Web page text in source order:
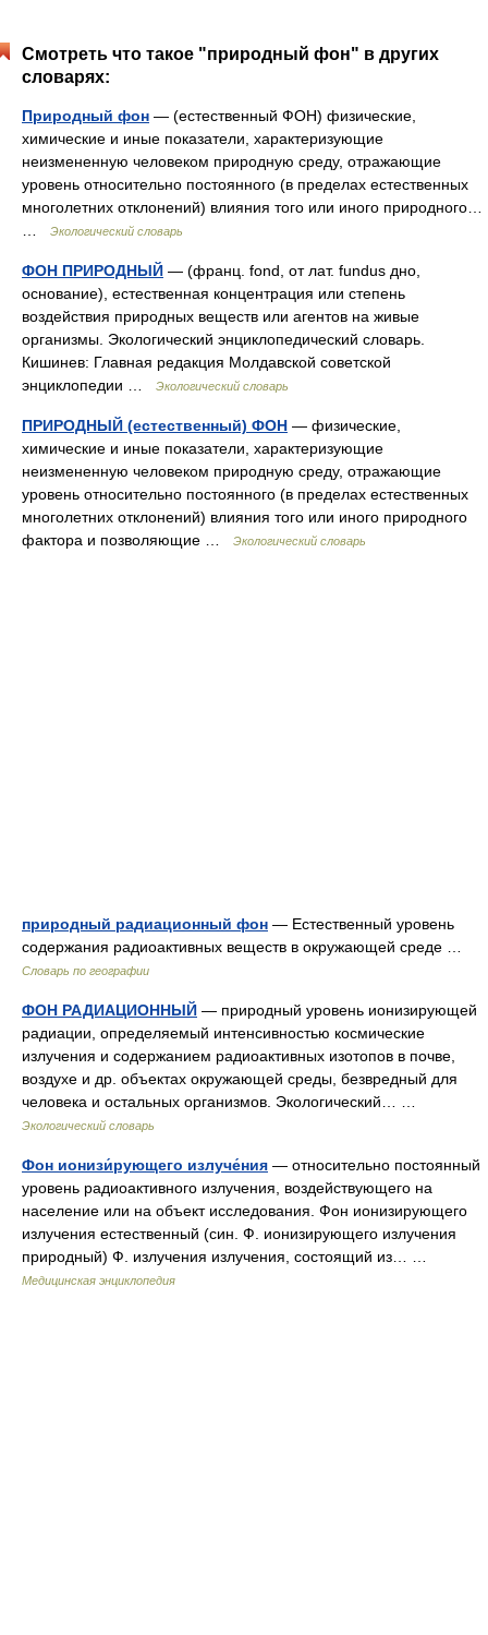
Смотреть что такое "природный фон" в других
словарях:
Природный фон — (естественный ФОН) физические,
химические и иные показатели, характеризующие
неизмененную человеком природную среду, отражающие
уровень относительно постоянного (в пределах естественных
многолетних отклонений) влияния того или иного природного…
Экологический словарь
ФОН ПРИРОДНЫЙ — (франц. fond, от лат. fundus дно,
основание), естественная концентрация или степень
воздействия природных веществ или агентов на живые
организмы. Экологический энциклопедический словарь.
Кишинев: Главная редакция Молдавской советской
энциклопедии …
Экологический словарь
ПРИРОДНЫЙ (естественный) ФОН — физические,
химические и иные показатели, характеризующие
неизмененную человеком природную среду, отражающие
уровень относительно постоянного (в пределах естественных
многолетних отклонений) влияния того или иного природного
фактора и позволяющие …
Экологический словарь
природный радиационный фон — Естественный уровень
содержания радиоактивных веществ в окружающей среде …
Словарь по географии
ФОН РАДИАЦИОННЫЙ — природный уровень ионизирующей
радиации, определяемый интенсивностью космические
излучения и содержанием радиоактивных изотопов в почве,
воздухе и др. объектах окружающей среды, безвредный для
человека и остальных организмов. Экологический… …
Экологический словарь
Фон ионизи́рующего излуче́ния — относительно постоянный
уровень радиоактивного излучения, воздействующего на
население или на объект исследования. Фон ионизирующего
излучения естественный (син. Ф. ионизирующего излучения
природный) Ф. излучения излучения, состоящий из… …
Медицинская энциклопедия